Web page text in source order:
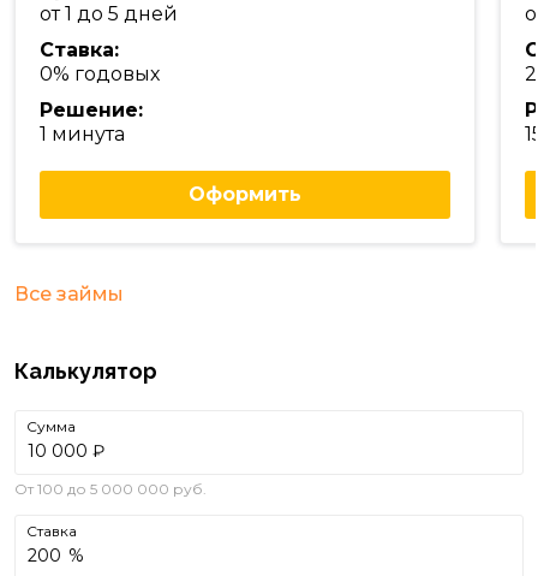
от 1 до 5 дней
Ставка:
0% годовых
Решение:
1 минута
Оформить
Все займы
Калькулятор
Сумма
₽
От 100 до 5 000 000 руб.
Ставка
%